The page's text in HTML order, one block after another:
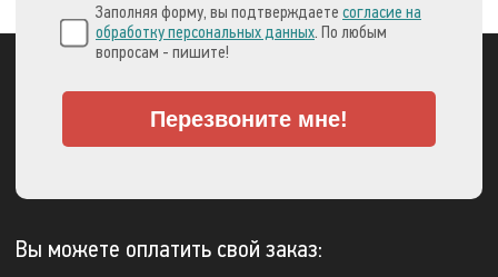
Заполняя форму, вы подтверждаете согласие на
обработку персональных данных. По любым
вопросам - пишите!
Перезвоните мне!
Вы можете оплатить свой заказ: